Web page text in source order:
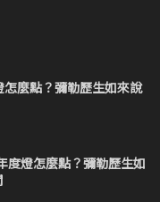
麼點？彌勒歷生如來說
度燈怎麼點？彌勒歷生如